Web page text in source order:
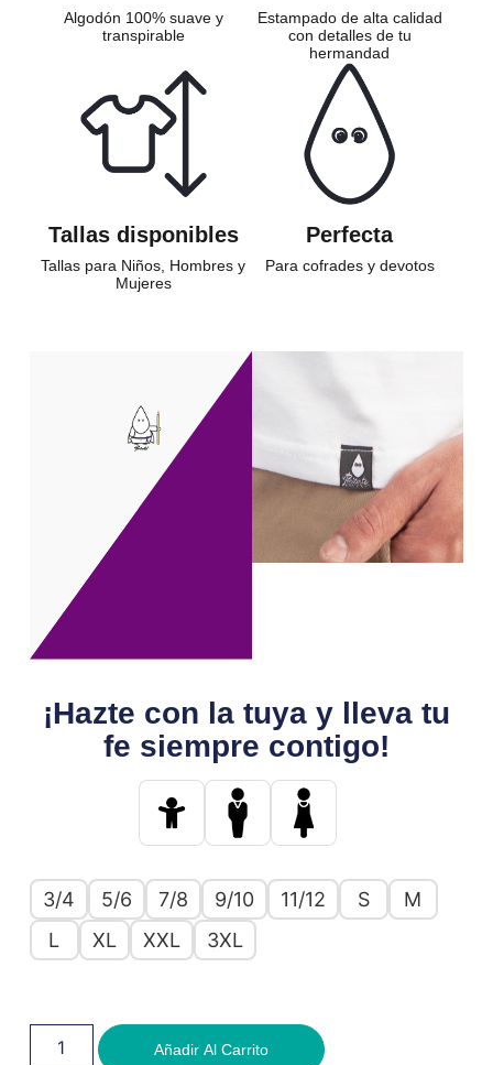
Algodón 100% suave y
transpirable
Estampado de alta calidad
con detalles de tu
hermandad
Tallas disponibles
Tallas para Niños, Hombres y
Mujeres
Perfecta
Para cofrades y devotos
¡Hazte con la tuya y lleva tu
fe siempre contigo!
3/4 5/6 7/8 9/10 11/12 S
M
L
XL XXL 3XL
Añadir Al Carrito